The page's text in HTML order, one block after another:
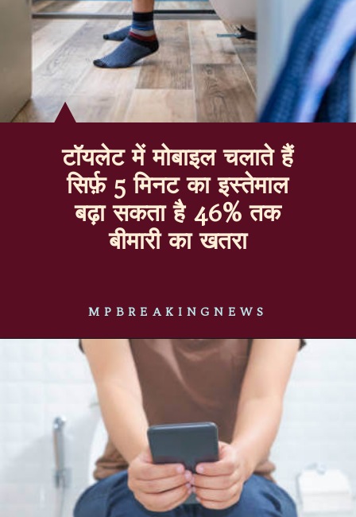
MPBREAKINGNEWS
टॉयलेट में मोबाइल चलाते हैं
सिर्फ़ 5 मिनट का इस्तेमाल
बढ़ा सकता है 46% तक
बीमारी का खतरा